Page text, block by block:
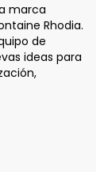
marca
Rhodia.
de
ideas para